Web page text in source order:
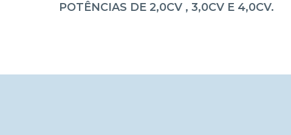
POTÊNCIAS DE 2,0CV , 3,0CV E 4,0CV.